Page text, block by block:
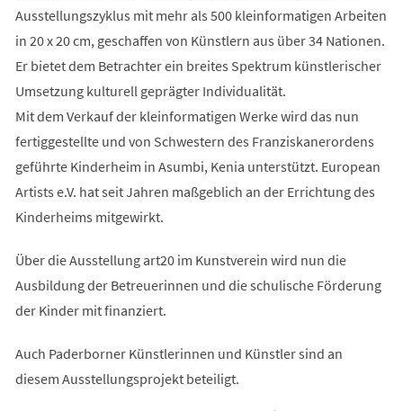
Ausstellungszyklus mit mehr als 500 kleinformatigen Arbeiten
in 20 x 20 cm, geschaffen von Künstlern aus über 34 Nationen.
Er bietet dem Betrachter ein breites Spektrum künstlerischer
Umsetzung kulturell geprägter Individualität.
Mit dem Verkauf der kleinformatigen Werke wird das nun
fertiggestellte und von Schwestern des Franziskanerordens
geführte Kinderheim in Asumbi, Kenia unterstützt. European
Artists e.V. hat seit Jahren maßgeblich an der Errichtung des
Kinderheims mitgewirkt.
Über die Ausstellung art20 im Kunstverein wird nun die
Ausbildung der Betreuerinnen und die schulische Förderung
der Kinder mit finanziert.
Auch Paderborner Künstlerinnen und Künstler sind an
diesem Ausstellungsprojekt beteiligt.